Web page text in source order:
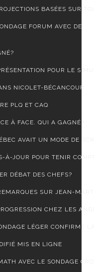
BASÉES SUR
FORUM AVEC DE
POUR LE
NICOLET-BÉCANCOUR
PLQ ET CAQ
À FACE. QUI A GAGNÉ?
AVAIT UN MODE DE
À-JOUR POUR TENIR
DÉBAT DES CHEFS?
SUR JEAN-
CHEZ LES
LÉGER CONFIRME
MIS EN LIGNE
AVEC LE SONDAGE